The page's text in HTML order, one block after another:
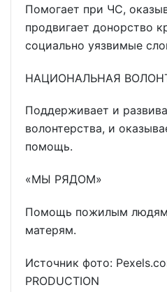
Помогает при ЧС,
продвигает донорство
социально уязвимые
НАЦИОНАЛЬНАЯ
Поддерживает и
волонтерства, и
помощь.
«МЫ РЯДОМ»
Помощь пожилым
матерям.
Источник фото:
PRODUCTION